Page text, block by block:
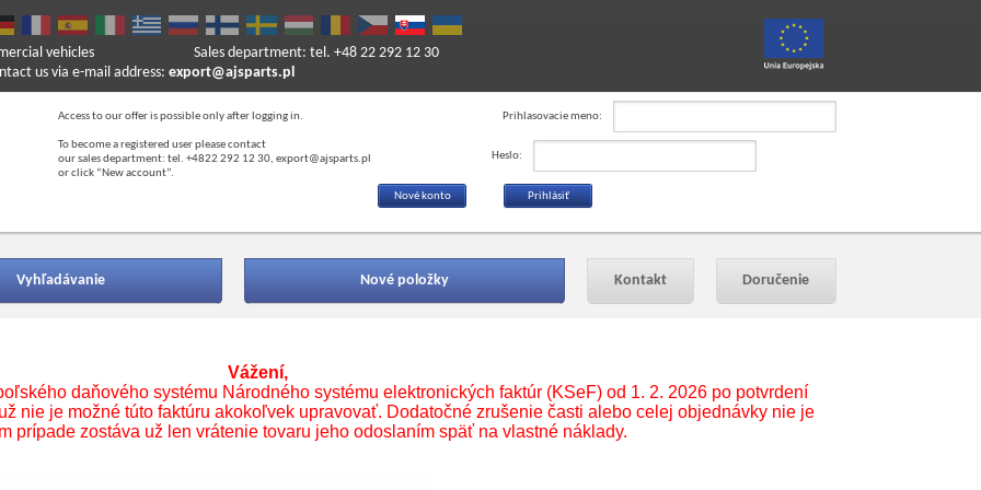
vehicles
us via e-mail address: export@ajsparts.pl
Sales department: tel. +48 22 292 12 30
Access to our offer is possible only after logging in.
To become a registered user please contact
our sales department: tel. +4822 292 12 30, export@ajsparts.pl
or click “New account”.
Prihlasovacie meno:
Heslo:
Nové konto
Vyhľadávanie Nové položky Kontakt Doručenie
Vážení,
daňového systému Národného systému elektronických faktúr (KSeF) od 1. 2. 2026 po potvrdení
nie je možné túto faktúru akokoľvek upravovať. Dodatočné zrušenie časti alebo celej objednávky nie je
prípade zostáva už len vrátenie tovaru jeho odoslaním späť na vlastné náklady.